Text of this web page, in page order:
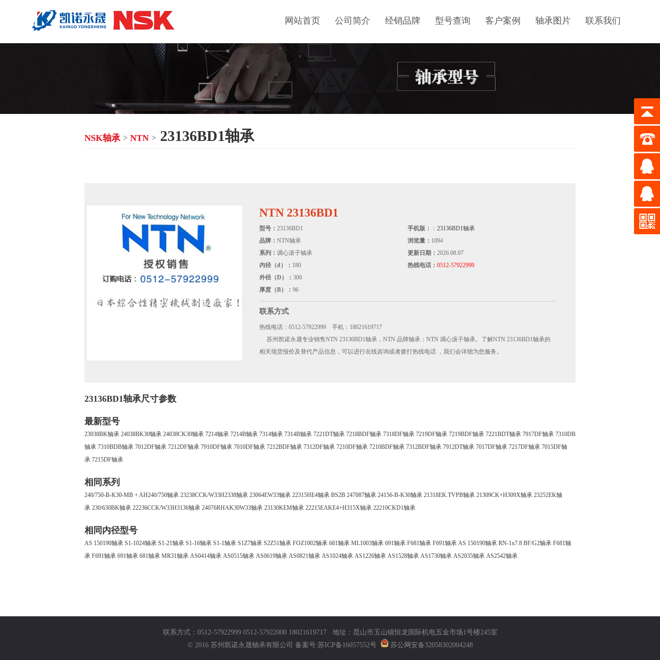
网站首页 公司简介 经销品牌 型号查询 客户案例 轴承图片 联系我们
NSK轴承> NTN > 23136BD1轴承
NTN 23136BD1
型号： 23136BD1 手机版： ： 23136BD1轴承
品牌： NTN轴承 浏览量： 1094
系列： 调心滚子轴承 更新日期： 2026.08.07
内径（d）： 180 热线电话： 0512-57922999
外径（D）： 300
厚度（B）： 96
联系方式
热线电话：0512-57922999 手机：18021619717
苏州凯诺永晟专业销售NTN 23136BD1轴承，NTN 品牌轴承：NTN 调心滚子轴承。了解NTN 23136BD1轴承的
相关现货报价及替代产品信息，可以进行在线咨询或者拨打热线电话 ，我们会详细为您服务。
23136BD1轴承尺寸参数
最新型号
23038BK轴承 24038BK30轴承 24038CK30轴承 7214轴承 7214B轴承 7314轴承 7314B轴承 7221DT轴承 7218BDF轴承 7318DF轴承 7219DF轴承 7219BDF轴承 7221BDT轴承 7917DF轴承 7310DB
轴承 7310BDB轴承 7012DF轴承 7212DF轴承 7910DF轴承 7010DF轴承 7212BDF轴承 7312DF轴承 7210DF轴承 7210BDF轴承 7312BDF轴承 7912DT轴承 7017DF轴承 7217DF轴承 7015DF轴
承 7215DF轴承
相同系列
240/750-B-K30-MB + AH240/750轴承 23238CCK/W33H2338轴承 23064EW33轴承 22315HE4轴承 BS2B 247087轴承 24156-B-K30轴承 21318EK.TVPB轴承 21309CK+H309X轴承 23252EK轴
承 230/630BK轴承 22236CCK/W33H3136轴承 24076RHAK30W33轴承 23130KEM轴承 22215EAKE4+H315X轴承 22210CKD1轴承
相同内径型号
AS 150190轴承 S1-1024轴承 S1-21轴承 S1-16轴承 S1-1轴承 S1Z7轴承 S2Z51轴承 FOZ1002轴承 681轴承 ML1003轴承 691轴承 F681轴承 F691轴承 AS 150190轴承 RN-1x7.8 BF/G2轴承 F681轴
承 F691轴承 691轴承 681轴承 MR31轴承 AS0414轴承 AS0515轴承 AS0619轴承 AS0821轴承 AS1024轴承 AS1226轴承 AS1528轴承 AS1730轴承 AS2035轴承 AS2542轴承
联系方式：0512-57922999 0512-57922000 18021619717 地址：昆山市玉山镇恒龙国际机电五金市场1号楼245室
© 2016 苏州凯诺永晟轴承有限公司 备案号:苏ICP备16057552号 苏公网安备32058302004248